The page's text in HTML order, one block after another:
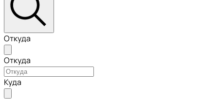
Откуда
Откуда
Куда